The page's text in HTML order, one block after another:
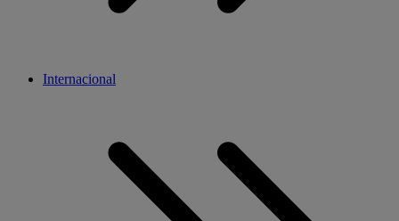
Internacional